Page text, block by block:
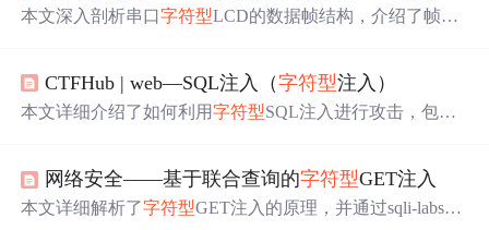
形式和拼接方式。
本文深入剖析串口字符型LCD的数据帧结构，介绍了帧
见问题，并提供设计建议，助你掌握LCD通信协议，实现
精准控制。
CTFHub | web—SQL注入（字符型注入）
本文详细介绍了如何利用字符型SQL注入进行攻击，包括
询获取数据库敏感数据。
网络安全——基于联合查询的字符型GET注入
本文详细解析了字符型GET注入的原理，并通过sqli-labs实